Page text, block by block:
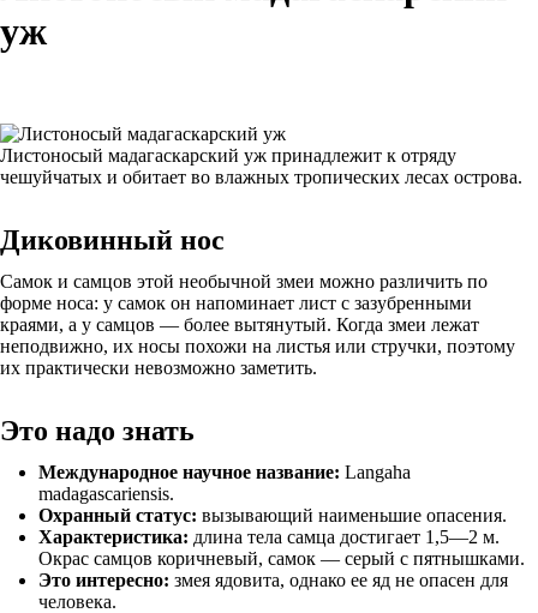
уж
Листоносый мадагаскарский уж принадлежит к отряду
чешуйчатых и обитает во влажных тропических лесах острова.
Диковинный нос
Самок и самцов этой необычной змеи можно различить по
форме носа: у самок он напоминает лист с зазубренными
краями, а у самцов — более вытянутый. Когда змеи лежат
неподвижно, их носы похожи на листья или стручки, поэтому
их практически невозможно заметить.
Это надо знать
Международное научное название: Langaha
madagascariensis.
Охранный статус: вызывающий наименьшие опасения.
Характеристика: длина тела самца достигает 1,5—2 м.
Окрас самцов коричневый, самок — серый с пятнышками.
Это интересно: змея ядовита, однако ее яд не опасен для
человека.